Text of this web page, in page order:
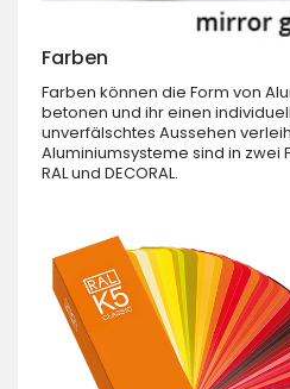
Farben
Farben können die Form von
betonen und ihr einen
unverfälschtes Aussehen
Aluminiumsysteme sind in
RAL und DECORAL.